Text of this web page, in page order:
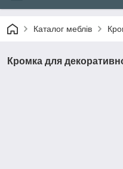
Каталог меблів
Кромка для